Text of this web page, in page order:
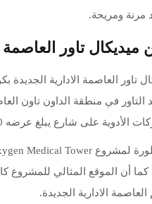
مرنة ومريحة.
تاور العاصمة
تاور العاصمة الادارية
التاور في منطقة الداون تاون
الأدوية على شارع يبلغ عرضه 50 متر.
كما أن الموقع المثالي
الادارية الجديدة.